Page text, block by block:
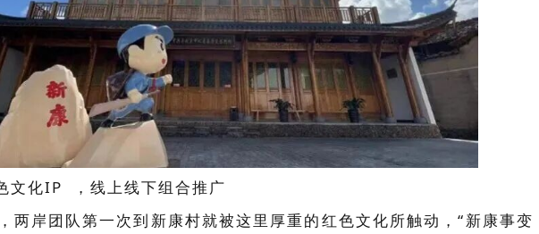
文化IP
，线上线下组合推广
两岸团队第一次到新康村就被这里厚重的红色文化所触动，“新康事变